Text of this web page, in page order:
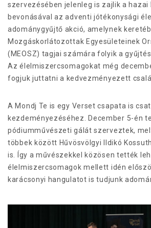
szervezésében jelenleg is zajlik a hazai
bevonásával az adventi jótékonysági
adománygyűjtő akció, amelynek
Mozgáskorlátozottak Egyesületeinek
(MEOSZ) tagjai számára folyik a gyűjtés.
Az élelmiszercsomagokat még
fogjuk juttatni a kedvezményezett
A Mondj Te is egy Verset csapata is
kezdeményezéséhez. December 5-én
pódiumművészeti gálát szerveztek,
többek között Hűvösvölgyi Ildikó
is. Így a művészekkel közösen tették
élelmiszercsomagok mellett idén
karácsonyi hangulatot is tudjunk